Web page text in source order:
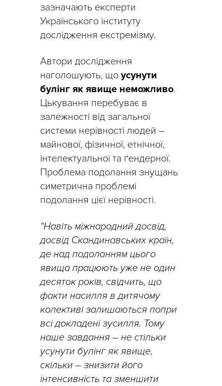
зазначають експерти
Українського інституту
дослідження екстремізму.
Автори дослідження
наголошують, що усунути
булінг як явище неможливо.
Цькування перебуває в
залежності від загальної
системи нерівності людей –
майнової, фізичної, етнічної,
інтелектуальної та ґендерної.
Проблема подолання знущань
симетрична проблемі
подолання цієї нерівності.
“Навіть міжнародний досвід,
досвід Скандинавських країн,
де над подоланням цього
явища працюють уже не один
десяток років, свідчить, що
факти насилля в дитячому
колективі залишаються попри
всі докладені зусилля. Тому
наше завдання – не стільки
усунути булінг як явище,
скільки – знизити його
інтенсивність та зменшити